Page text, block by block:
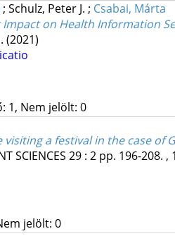
; Schulz, Peter J. ; Csabai, Márta
on Health Information
(2021)
1, Nem jelölt: 0
a festival in the case of
SCIENCES 29: 2 pp. 196-208. ,
jelölt: 0